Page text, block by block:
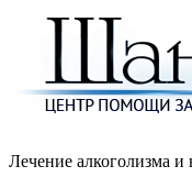
Лечение алкоголизма и